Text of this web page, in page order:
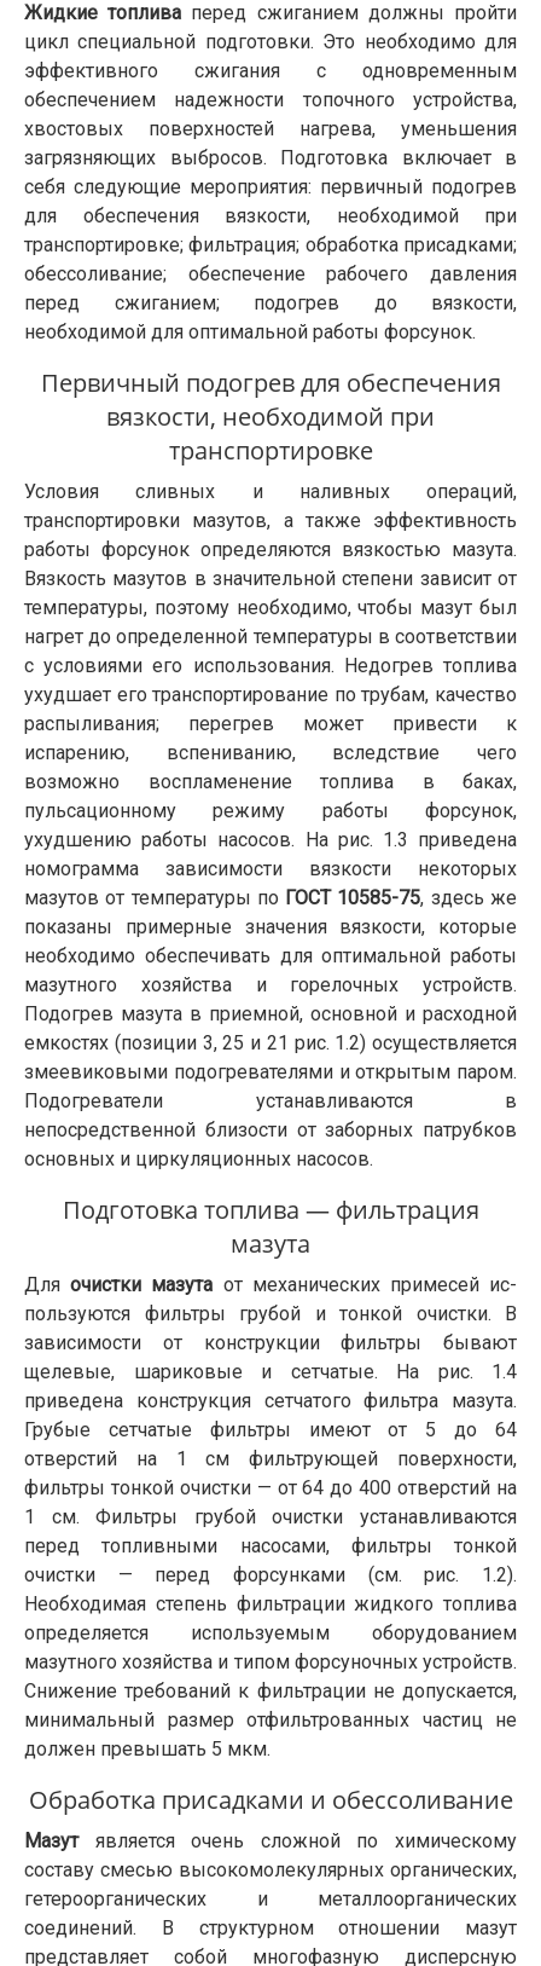
Жидкие топлива перед сжиганием должны пройти
цикл специальной подготовки. Это необходимо для
эффективного сжигания с одновременным
обеспечением надежности топочного устройства,
хвостовых поверхностей нагрева, уменьшения
загрязняющих выбросов. Подготовка включает в
себя следующие мероприятия: первичный подогрев
для обеспечения вязкости, необходимой при
транспортировке; фильтрация; обработка присадками;
обессоливание; обеспечение рабочего давления
перед сжиганием; подогрев до вязкости,
необходимой для оптимальной работы форсунок.
Первичный подогрев для обеспечения
вязкости, необходимой при
транспортировке
Условия сливных и наливных операций,
транспортировки мазутов, а также эффективность
работы форсунок определяются вязкостью мазута.
Вяз­кость мазутов в значительной степени зависит от
температуры, поэтому необходимо, чтобы мазут был
нагрет до определенной температуры в соответствии
с условиями его использования. Недогрев топлива
ухудшает его транспортирование по трубам, качество
распыливания; перегрев может привести к
испарению, вспениванию, вследствие чего
возможно воспламенение топлива в баках,
пульсационному режиму работы форсунок,
ухудшению работы насо­сов. На рис. 1.3 приведена
номограмма зависимости вязкости некоторых
мазутов от температуры по ГОСТ 10585-75, здесь же
показаны примерные значения вязкости, которые
необходимо обеспечивать для оптимальной работы
мазутного хозяйства и горелочных устройств.
Подогрев мазута в приемной, основной и расходной
емкостях (позиции 3, 25 и 21 рис. 1.2) осуществляется
змеевиковыми подогревателями и открытым паром.
Подогреватели устанавливаются в
непосредственной близости от заборных патрубков
основных и циркуляционных насосов.
Подготовка топлива — фильтрация
мазута
Дляочистки мазута от механических примесей ис­
пользуются фильтры грубой и тонкой очистки. В
зависимости от конструкции фильтры бывают
щелевые, шариковые и сетчатые. На рис. 1.4
приведена конструкция сетчатого фильтра мазута.
Грубые сетчатые фильтры имеют от 5 до 64
отверстий на 1 см фильтрующей поверхности,
фильтры тонкой очистки — от 64 до 400 отверстий на
1 см. Фильтры грубой очистки устанавливаются
перед топливными насосами, фильтры тонкой
очистки — перед форсунками (см. рис. 1.2).
Необходимая степень фильтрации жидкого топлива
определяется используемым оборудованием
мазутного хозяйства и типом форсуночных устройств.
Снижение требований к фильтрации не допускается,
минимальный размер отфильтрованных частиц не
должен превышать 5 мкм.
Обработка присадками и обессоливание
Мазутявляется очень сложной по химическому
составу смесью высокомолекулярных органических,
гетероорганических и металлоорганических
соединений. В структурном отношении мазут
представляет собой многофазную дисперсную